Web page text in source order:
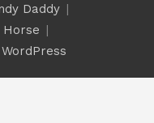
Daddy
Horse
WordPress